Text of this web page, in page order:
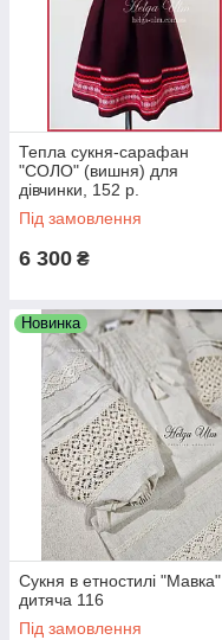
Тепла сукня-сарафан
"СОЛО" (вишня) для
дівчинки, 152 р.
Під замовлення
6 300 ₴
Новинка
Сукня в етностилі "Мавка"
дитяча 116
Під замовлення